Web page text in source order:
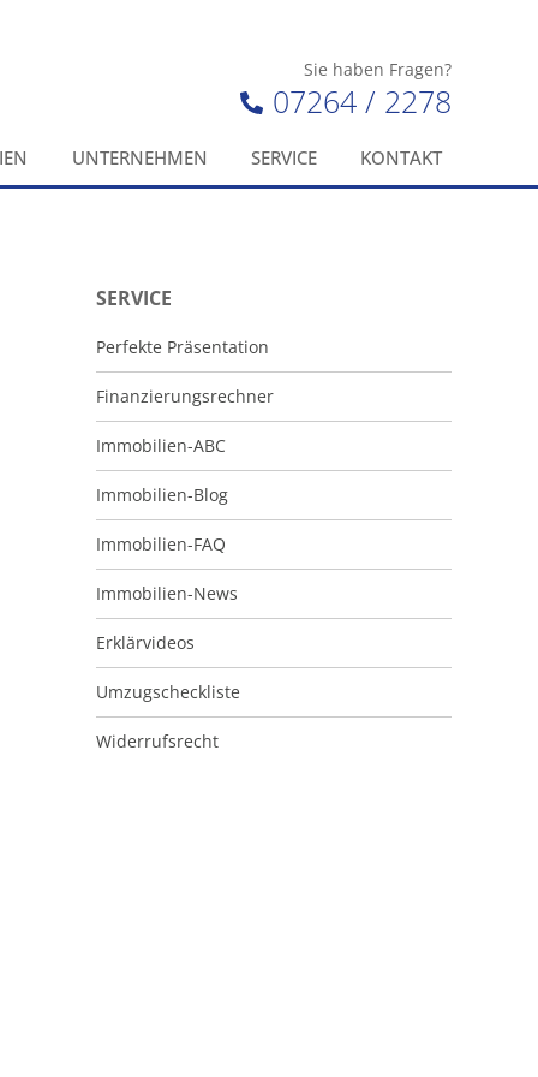
Sie haben Fragen?
07264 / 2278
UNTERNEHMEN SERVICE KONTAKT
SERVICE
Perfekte Präsentation
Finanzierungsrechner
Immobilien-ABC
Immobilien-Blog
Immobilien-FAQ
Immobilien-News
Erklärvideos
Umzugscheckliste
Widerrufsrecht